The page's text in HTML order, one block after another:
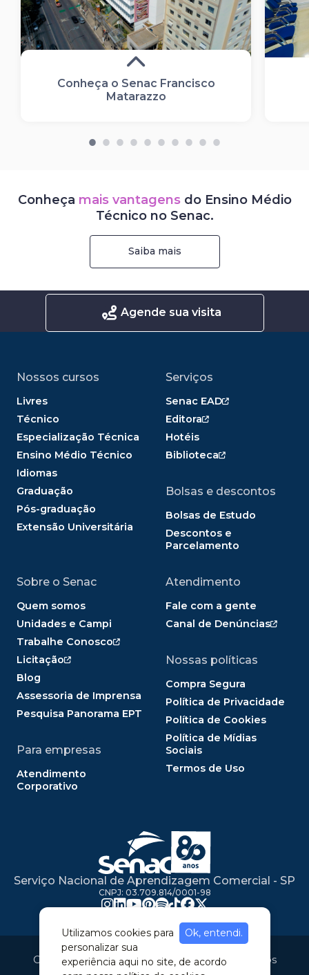
Conheça o Senac Francisco
Matarazzo
Conheça mais vantagensdo Ensino Médio
Técnico no Senac.
Saiba mais
Agende sua visita
Nossos cursos
Livres
Técnico
Especialização Técnica
Ensino Médio Técnico
Idiomas
Graduação
Pós-graduação
Extensão Universitária
Serviços
Senac EAD
Editora
Hotéis
Biblioteca
Bolsas e descontos
Bolsas de Estudo
Descontos e
Parcelamento
Sobre o Senac
Quem somos
Unidades e Campi
Trabalhe Conosco
Licitação
Blog
Assessoria de Imprensa
Pesquisa Panorama EPT
Para empresas
Atendimento
Corporativo
Atendimento
Fale com a gente
Canal de Denúncias
Nossas políticas
Compra Segura
Política de Privacidade
Política de Cookies
Política de Mídias
Sociais
Termos de Uso
Serviço Nacional de Aprendizagem Comercial - SP
CNPJ: 03.709.814/0001-98
Copyright © 2020. Todos os direitos reservados
Ok, entendi.
Utilizamos cookies para
personalizar sua
experiência aqui no site, de acordo